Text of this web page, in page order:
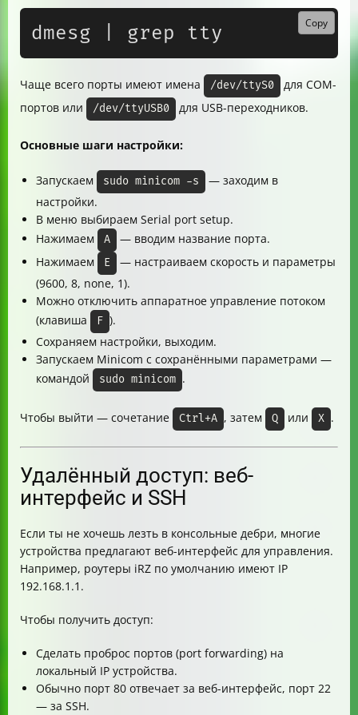
Copy
Чаще всего порты имеют имена /dev/ttyS0
для COM-
портов или
/dev/ttyUSB0 для USB-переходников.
Основные шаги настройки:
Запускаем sudo minicom -s
— заходим в
настройки.
В меню выбираем Serial port setup.
Нажимаем
A
— вводим название порта.
Нажимаем
E
— настраиваем скорость и параметры
(9600, 8, none, 1).
Можно отключить аппаратное управление потоком
(клавиша
F ).
Сохраняем настройки, выходим.
Запускаем Minicom с сохранёнными параметрами —
командой
sudo minicom .
Чтобы выйти — сочетание Ctrl+A , затем Q или X .
Удалённый доступ: веб-
интерфейс и SSH
Если ты не хочешь лезть в консольные дебри, многие
устройства предлагают веб-интерфейс для управления.
Например, роутеры iRZ по умолчанию имеют IP
192.168.1.1.
Чтобы получить доступ:
Сделать проброс портов (port forwarding) на
локальный IP устройства.
Обычно порт 80 отвечает за веб-интерфейс, порт 22
— за SSH.